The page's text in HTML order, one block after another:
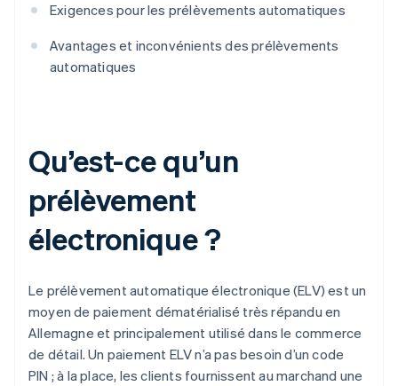
Exigences pour les prélèvements automatiques
Avantages et inconvénients des prélèvements
automatiques
Qu’est-ce qu’un
prélèvement
électronique ?
Le prélèvement automatique électronique (ELV) est un
moyen de paiement dématérialisé très répandu en
Allemagne et principalement utilisé dans le commerce
de détail. Un paiement ELV n’a pas besoin d’un code
PIN ; à la place, les clients fournissent au marchand une